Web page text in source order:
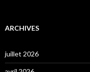
ARCHIVES
juillet 2026